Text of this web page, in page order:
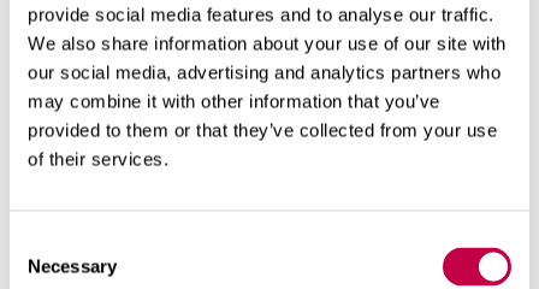
provide social media features and to analyse our traffic.
We also share information about your use of our site with
our social media, advertising and analytics partners who
may combine it with other information that you’ve
provided to them or that they’ve collected from your use
of their services.
Selection
Necessary
Blogi
Tal­ven vii­mei­si­nä pak­kas­päi­vi­nä las­ten lei­